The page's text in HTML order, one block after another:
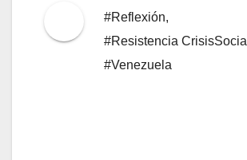
#Reflexión,
#Resistencia CrisisSocial
#Venezuela